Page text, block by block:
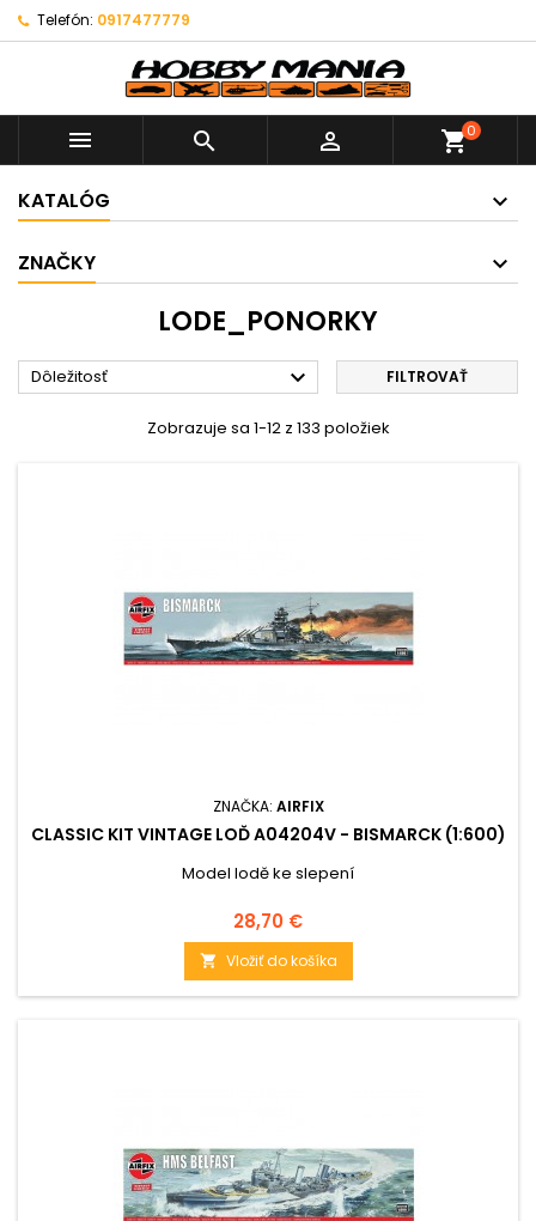
Telefón: 0917477779
   shopping_cart0
KATALÓG
ZNAČKY
LODE_PONORKY
Dôležitosť  FILTROVAŤ
Zobrazuje sa 1-12 z 133 položiek
ZNAČKA: AIRFIX
CLASSIC KIT VINTAGE LOĎ A04204V - BISMARCK (1:600)
Model lodě ke slepení
Cena
28,70 €
 Vložiť do košíka